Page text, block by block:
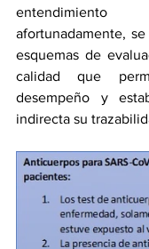
afortunadamente,
esquemas de
calidad que
desempeño y
indirecta su